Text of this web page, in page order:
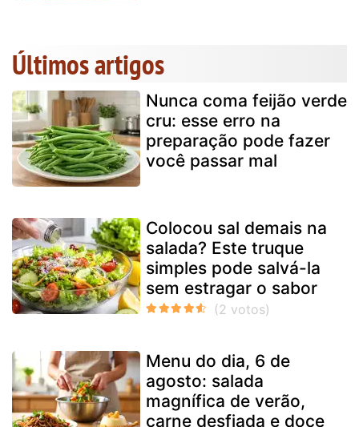
Últimos artigos
Nunca coma feijão verde
cru: esse erro na
preparação pode fazer
você passar mal
Colocou sal demais na
salada? Este truque
simples pode salvá-la
sem estragar o sabor
Menu do dia, 6 de
agosto: salada
magnífica de verão,
carne desfiada e doce